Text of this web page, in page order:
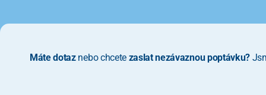
Máte dotaznebo chcete zaslat nezávaznou poptávku?